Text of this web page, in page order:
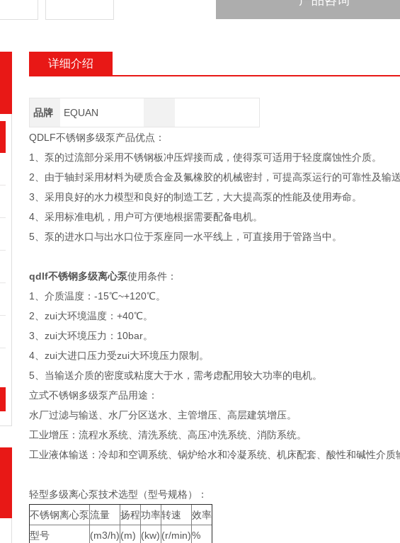
详细介绍
品牌 EQUAN
QDLF不锈钢多级泵产品优点：
1、泵的过流部分采用不锈钢板冲压焊接而成，使得泵可适用于轻度腐蚀性介质。
2、由于轴封采用材料为硬质合金及氟橡胶的机械密封，可提高泵运行的可靠性及输送
3、采用良好的水力模型和良好的制造工艺，大大提高泵的性能及使用寿命。
4、采用标准电机，用户可方便地根据需要配备电机。
5、泵的进水口与出水口位于泵座同一水平线上，可直接用于管路当中。
qdlf不锈钢多级离心泵使用条件：
1、介质温度：-15℃~+120℃。
2、zui大环境温度：+40℃。
3、zui大环境压力：10bar。
4、zui大进口压力受zui大环境压力限制。
5、当输送介质的密度或粘度大于水，需考虑配用较大功率的电机。
立式不锈钢多级泵产品用途：
水厂过滤与输送、水厂分区送水、主管增压、高层建筑增压。
工业增压：流程水系统、清洗系统、高压冲洗系统、消防系统。
工业液体输送：冷却和空调系统、锅炉给水和冷凝系统、机床配套、酸性和碱性介质
轻型多级离心泵技术选型（型号规格）：
不锈钢离心泵流量 扬程功率转速
效率
型号
(m3/h)(m) (kw) (r/min)%